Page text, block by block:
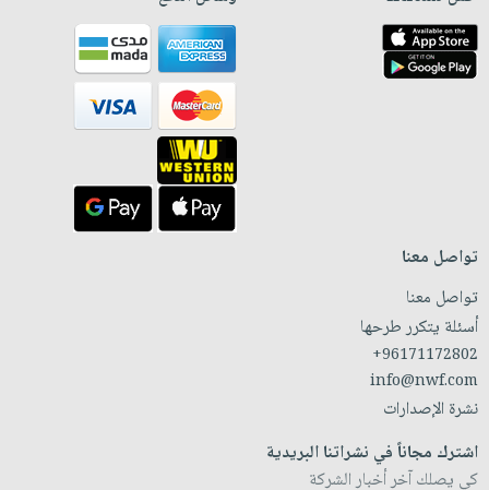
تواصل معنا
تواصل معنا
أسئلة يتكرر طرحها
+96171172802
info@nwf.com
نشرة الإصدارات
اشترك مجاناً في نشراتنا البريدية
كي يصلك آخر أخبار الشركة